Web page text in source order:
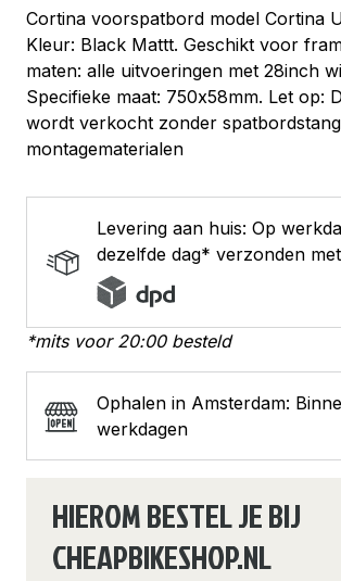
28
U1/E-
U1
black
matt
aantal
Cortina voorspatbord model Cortina
Kleur: Black Mattt. Geschikt voor
maten: alle uitvoeringen met 28inch
Specifieke maat: 750x58mm. Let op:
wordt verkocht zonder
montagematerialen
Levering aan huis: Op
dezelfde dag* verzonden met
*mits voor 20:00 besteld
Ophalen in Amsterdam:
werkdagen
HIEROM BESTEL JE BIJ
CHEAPBIKESHOP.NL